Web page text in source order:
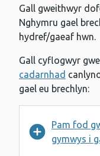
Gall gweithwyr
Nghymru gael
hydref/gaeaf hwn.
Gall cyflogwyr
cadarnhad
gael eu brechlyn:
Pam fod
gymwys i